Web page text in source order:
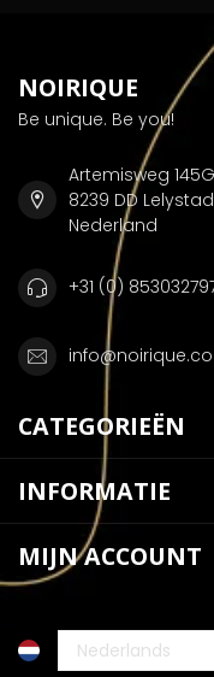
NOIRIQUE
Be unique. Be you!
Artemisweg 145G
8239 DD Lelystad
Nederland
+31 (0)
CATEGORIEËN
INFORMATIE
MIJN ACCOUNT